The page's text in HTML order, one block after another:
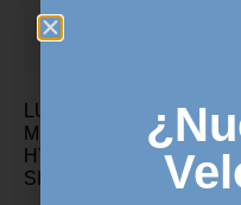
LUBRICANTE CADENA
MUC-OFF
HYDRODYNAMIC CLIMA
SECO/HUMEDO 50ml